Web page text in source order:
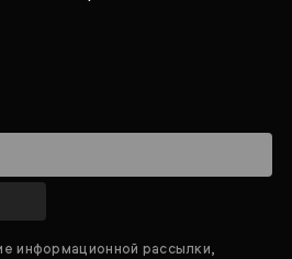
информационной рассылки,